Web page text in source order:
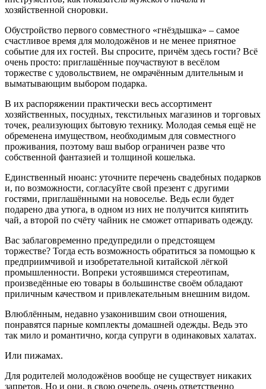
хозяйственной сноровки.
Обустройство первого совместного «гнёздышка» – самое
счастливое время для молодожёнов и не менее приятное
событие для их гостей. Вы спросите, причём здесь гости? Всё
очень просто: приглашённые поучаствуют в весёлом
торжестве с удовольствием, не омрачённым длительным и
выматывающим выбором подарка.
В их распоряжении практически весь ассортимент
хозяйственных, посудных, текстильных магазинов и торговых
точек, реализующих бытовую технику. Молодая семья ещё не
обременена имуществом, необходимым для совместного
проживания, поэтому ваш выбор ограничен разве что
собственной фантазией и толщиной кошелька.
Единственный нюанс: уточните перечень свадебных подарков
и, по возможности, согласуйте свой презент с другими
гостями, приглашёнными на новоселье. Ведь если будет
подарено два утюга, в одном из них не получится кипятить
чай, а второй по счёту чайник не сможет отпаривать одежду.
Вас заблаговременно предупредили о предстоящем
торжестве? Тогда есть возможность обратиться за помощью к
предприимчивой и изобретательной китайской лёгкой
промышленности. Вопреки устоявшимся стереотипам,
произведённые ею товары в большинстве своём обладают
приличным качеством и привлекательным внешним видом.
Влюблённым, недавно узаконившим свои отношения,
понравятся парные комплекты домашней одежды. Ведь это
так мило и романтично, когда супруги в одинаковых халатах.
Или пижамах.
Для родителей молодожёнов вообще не существует никаких
запретов. Но и они, в свою очередь, очень ответственно